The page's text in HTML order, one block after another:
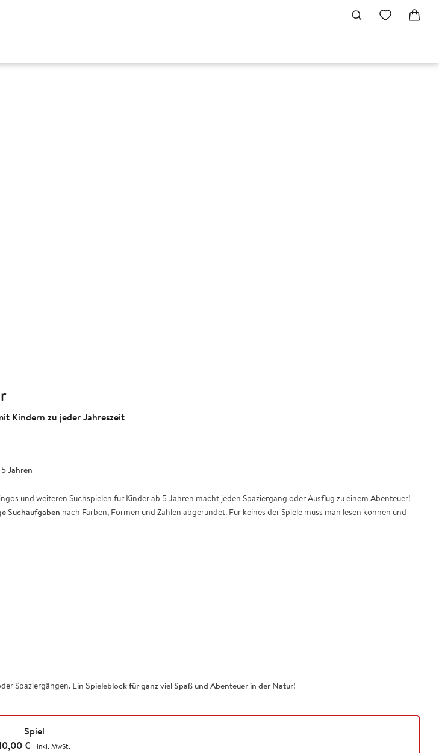
Kindern zu jeder Jahreszeit
Jahren
und weiteren Suchspielen für Kinder ab 5 Jahren macht jeden Spaziergang oder Ausflug zu einem Abenteuer!
Suchaufgaben nach Farben, Formen und Zahlen abgerundet. Für keines der Spiele muss man lesen können und
Spaziergängen. Ein Spieleblock für ganz viel Spaß und Abenteuer in der Natur!
Spiel
€ inkl. MwSt.